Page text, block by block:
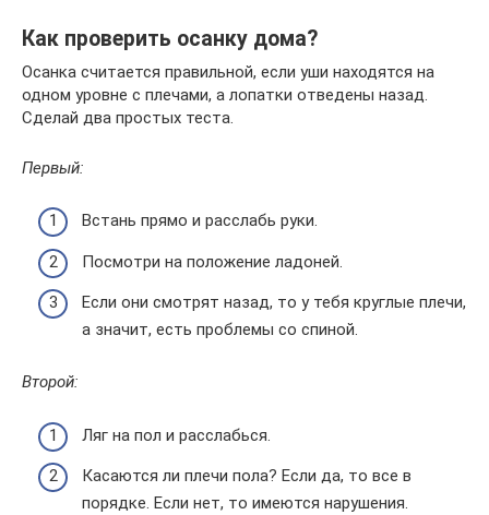
Как проверить осанку дома?
Осанка считается правильной, если уши находятся на
одном уровне с плечами, а лопатки отведены назад.
Сделай два простых теста.
Первый:
Встань прямо и расслабь руки.
Посмотри на положение ладоней.
Если они смотрят назад, то у тебя круглые плечи,
а значит, есть проблемы со спиной.
Второй:
Ляг на пол и расслабься.
Касаются ли плечи пола? Если да, то все в
порядке. Если нет, то имеются нарушения.